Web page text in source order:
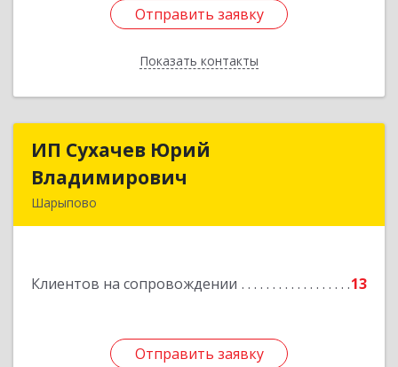
Отправить заявку
Показать контакты
Отправить заявку
Назад
ИП Сухачев Юрий
Владимирович
Шарыпово
Клиентов на сопровождении 13
Отправить заявку
ИП Сухачев Юрий
Подробнее
Отправить заявку